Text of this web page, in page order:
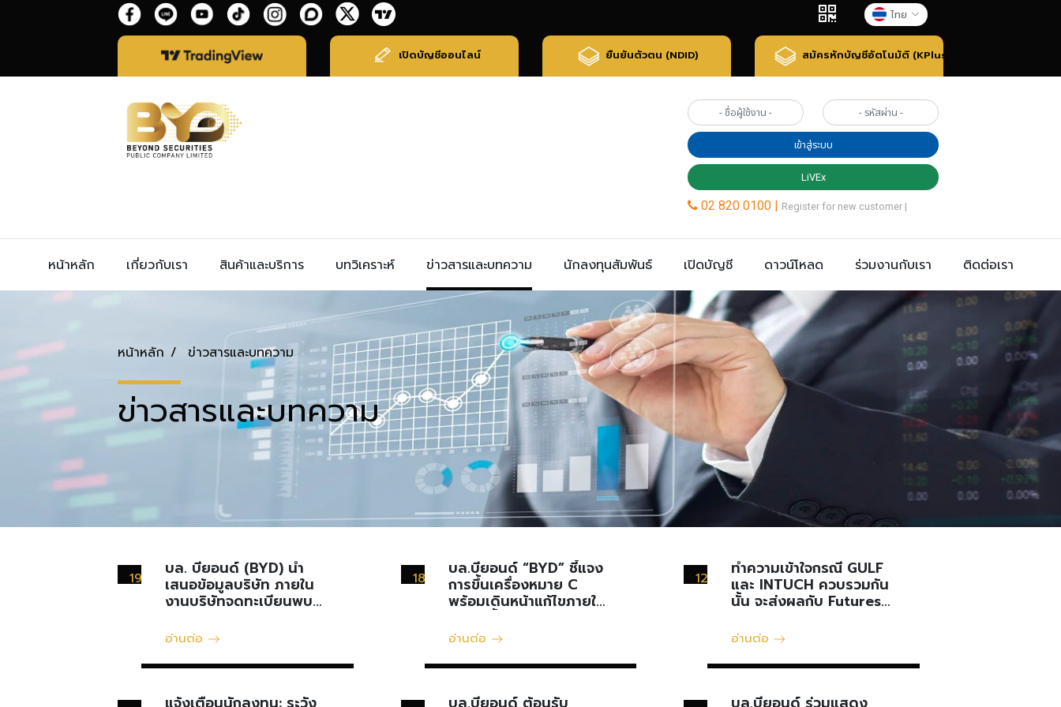
ไทย
เปิดบัญชีออนไลน์ ยืนยันตัวตน (NDID) สมัครหักบัญชีอัตโนมัติ (KPlus)
หน้าหลัก เกี่ยวกับเรา สินค้าและบริการ บทวิเคราะห์ ข่าวสารและบทความ นักลงทุนสัมพันธ์ เปิดบัญชี ดาวน์โหลด ร่วมงานกับเรา ติดต่อเรา
หน้าหลัก ข่าวสารและบทความ
ข่าวสารและบทความ
19
บล. บียอนด์ (BYD) นำ
เสนอข้อมูลบริษัท ภายใน
งานบริษัทจดทะเบียนพบ
Day Performance
อ่านต่อ
18
บล.บียอนด์ “BYD” ชี้แจง
การขึ้นเครื่องหมาย C
พร้อมเดินหน้าแก้ไขภายใน
อ่านต่อ
12
ทำความเข้าใจกรณี GULF
และ INTUCH ควบรวมกัน
นั้น จะส่งผลกับ Futures
อ่านต่อ